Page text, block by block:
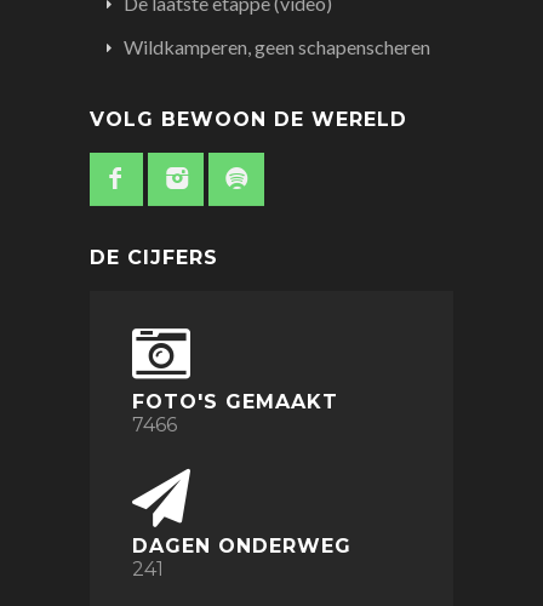
Wildkamperen, geen schapenscheren
VOLG BEWOON DE WERELD
DE CIJFERS
FOTO'S GEMAAKT
7466
DAGEN ONDERWEG
241